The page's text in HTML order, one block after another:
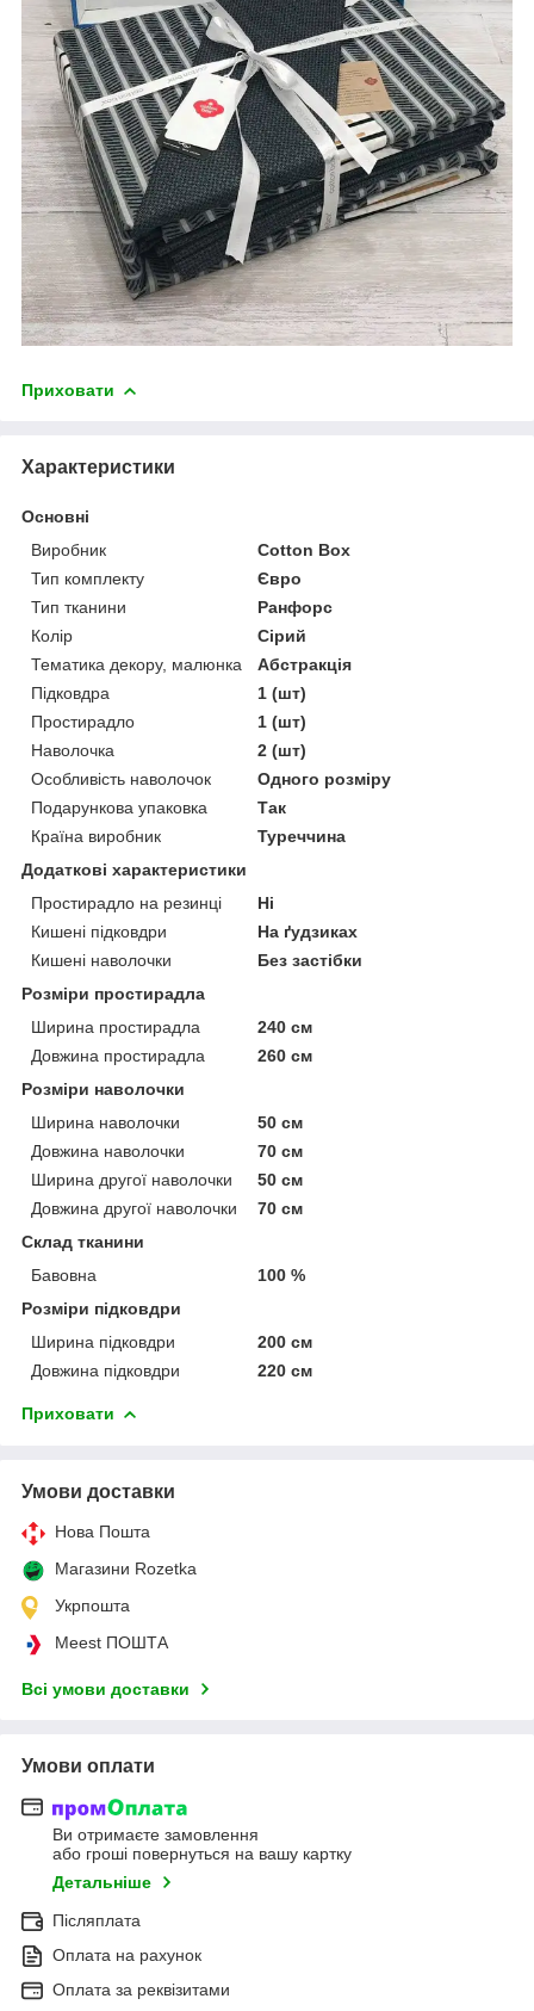
Приховати
Характеристики
Основні
Виробник
Cotton Box
Тип комплекту
Євро
Тип тканини
Ранфорс
Колір
Сірий
Тематика декору, малюнка
Абстракція
Підковдра
1 (шт)
Простирадло
1 (шт)
Наволочка
2 (шт)
Особливість наволочок
Одного розміру
Подарункова упаковка
Так
Країна виробник
Туреччина
Додаткові характеристики
Простирадло на резинці
Ні
Кишені підковдри
На ґудзиках
Кишені наволочки
Без застібки
Розміри простирадла
Ширина простирадла
240 см
Довжина простирадла
260 см
Розміри наволочки
Ширина наволочки
50 см
Довжина наволочки
70 см
Ширина другої наволочки
50 см
Довжина другої наволочки
70 см
Склад тканини
Бавовна
100 %
Розміри підковдри
Ширина підковдри
200 см
Довжина підковдри
220 см
Приховати
Умови доставки
Нова Пошта
Магазини Rozetka
Укрпошта
Meest ПОШТА
Всі умови доставки
Умови оплати
Ви отримаєте замовлення
або гроші повернуться на вашу картку
Детальніше
Післяплата
Оплата на рахунок
Оплата за реквізитами